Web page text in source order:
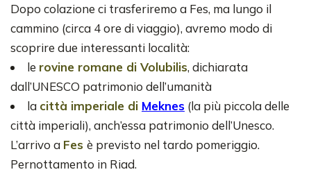
Dopo colazione ci trasferiremo a Fes, ma lungo il
cammino (circa 4 ore di viaggio), avremo modo di
scoprire due interessanti località:
le rovine romane di Volubilis, dichiarata
dall’UNESCO patrimonio dell’umanità
la città imperiale di Meknes (la più piccola delle
città imperiali), anch’essa patrimonio dell’Unesco.
L’arrivo a Fes è previsto nel tardo pomeriggio.
Pernottamento in Riad.